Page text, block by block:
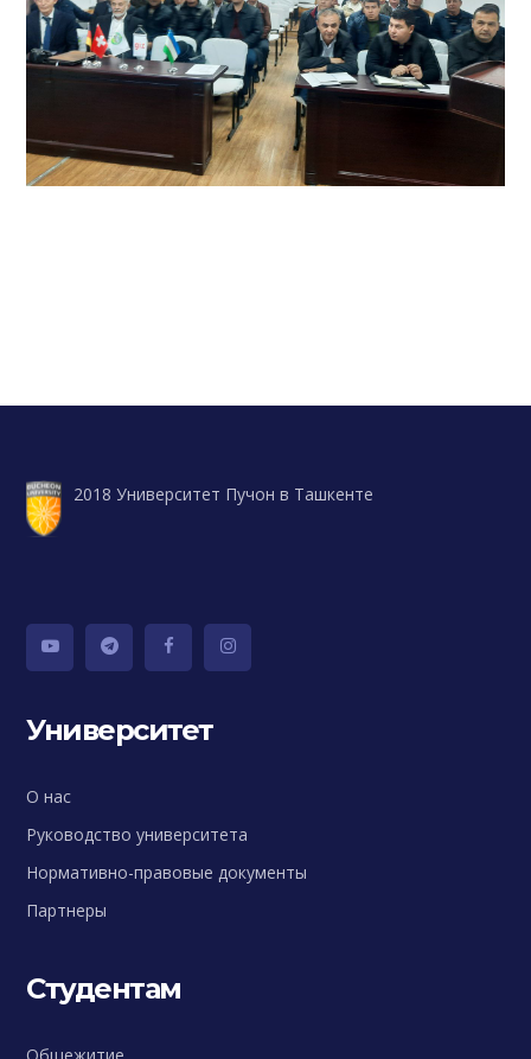
2018 Университет Пучон в Ташкенте
Университет
О нас
Руководство университета
Нормативно-правовые документы
Партнеры
Студентам